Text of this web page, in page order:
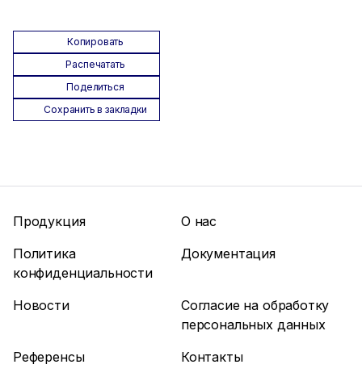
Копировать
Распечатать
Поделиться
Сохранить в закладки
Продукция
О нас
Политика
конфиденциальности
Документация
Новости
Согласие на обработку
персональных данных
Референсы
Контакты